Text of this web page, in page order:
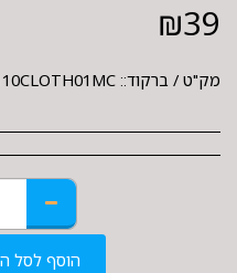
₪39
מק"ט / ברקוד::
הוסף לסל